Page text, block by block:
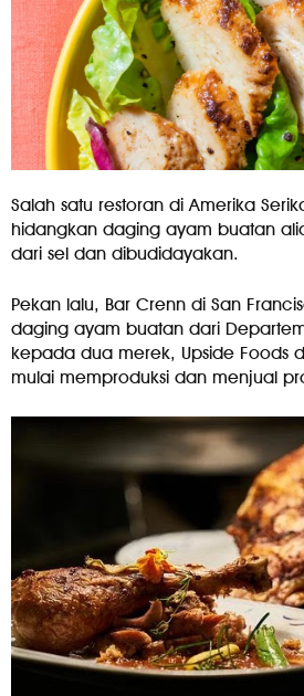
Salah satu restoran di Amerika
hidangkan daging ayam buatan
dari sel dan dibudidayakan.
Pekan lalu, Bar Crenn di San
daging ayam buatan dari
kepada dua merek, Upside Foods
mulai memproduksi dan menjual